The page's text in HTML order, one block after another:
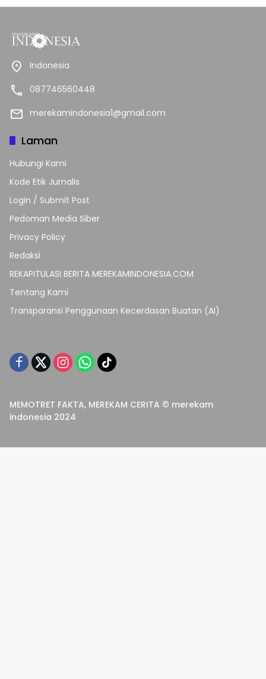
Indonesia
087746560448
merekamindonesia1@gmail.com
Laman
Hubungi Kami
Kode Etik Jurnalis
Login / Submit Post
Pedoman Media Siber
Privacy Policy
Redaksi
REKAPITULASI BERITA MEREKAMINDONESIA.COM
Tentang Kami
Transparansi Penggunaan Kecerdasan Buatan (AI)
MEMOTRET FAKTA, MEREKAM CERITA © merekam
indonesia 2024